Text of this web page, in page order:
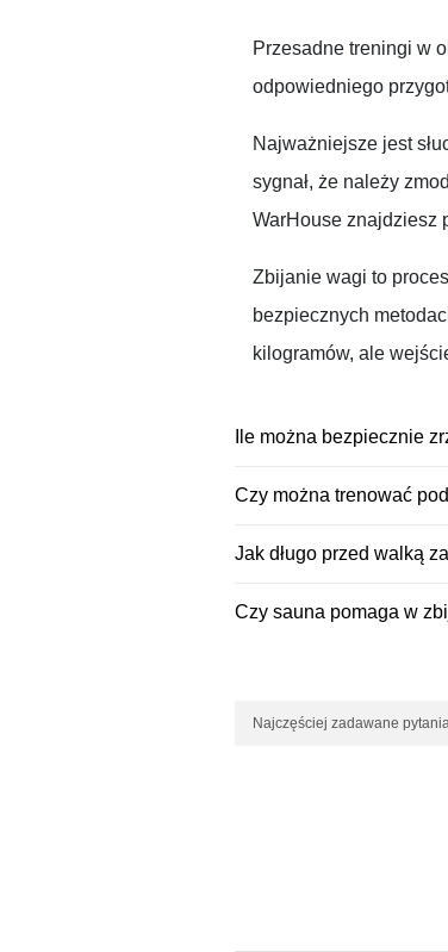
Przesadne treningi w
odpowiedniego
Najważniejsze jest
sygnał, że należy
WarHouse znajdziesz
Zbijanie wagi to
bezpiecznych
kilogramów, ale
Ile można bezpiecznie
Czy można trenować
Jak długo przed walką
Czy sauna pomaga w
Najczęściej zadawane pytania